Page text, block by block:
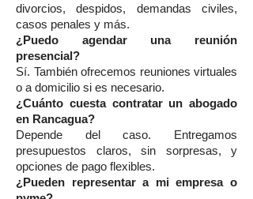
divorcios, despidos, demandas civiles,
casos penales y más.
¿Puedo agendar una reunión
presencial?
Sí. También ofrecemos reuniones virtuales
o a domicilio si es necesario.
¿Cuánto cuesta contratar un abogado
en Rancagua?
Depende del caso. Entregamos
presupuestos claros, sin sorpresas, y
opciones de pago flexibles.
¿Pueden representar a mi empresa o